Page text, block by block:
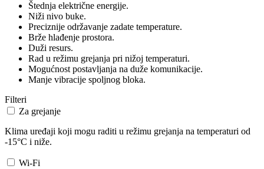
Štednja električne energije.
Niži nivo buke.
Preciznije održavanje zadate temperature.
Brže hlađenje prostora.
Duži resurs.
Rad u režimu grejanja pri nižoj temperaturi.
Mogućnost postavljanja na duže komunikacije.
Manje vibracije spoljnog bloka.
Filteri
Za grejanje
Klima uređaji koji mogu raditi u režimu grejanja na temperaturi od
-15°C i niže.
Wi-Fi